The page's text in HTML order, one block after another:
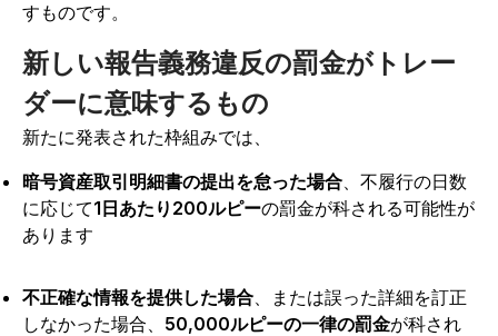
すものです。
新しい報告義務違反の罰金がトレー
ダーに意味するもの
新たに発表された枠組みでは、
暗号資産取引明細書の提出を怠った場合、不履行の日数
に応じて1日あたり200ルピーの罰金が科される可能性が
あります
不正確な情報を提供した場合、または誤った詳細を訂正
しなかった場合、 50,000ルピーの一律の罰金が科され